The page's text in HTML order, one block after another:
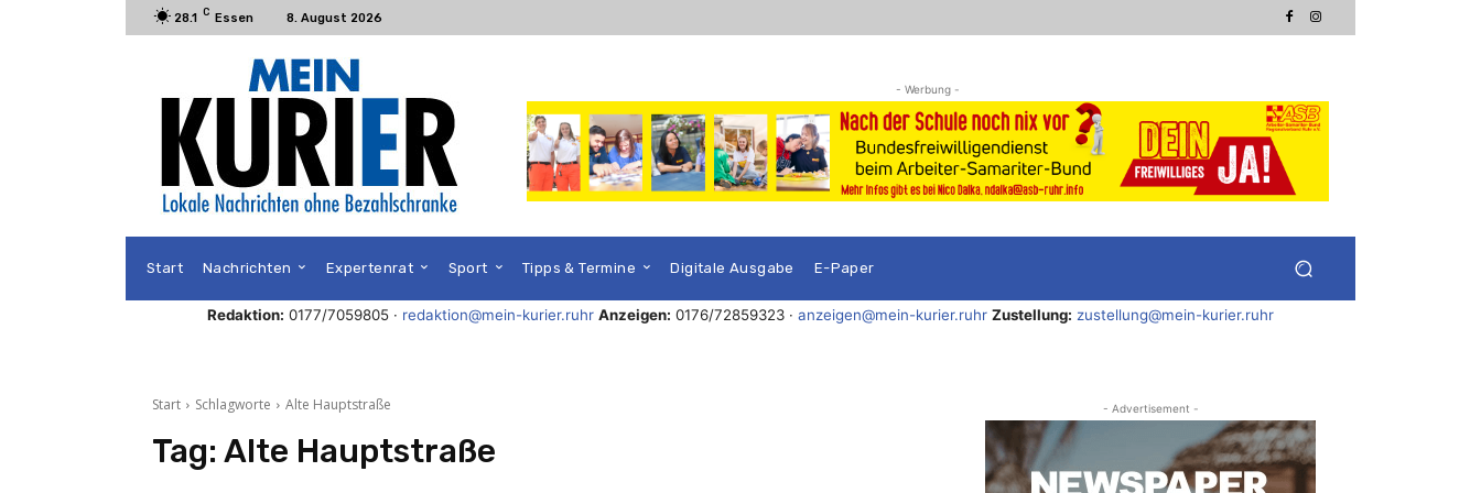
28.1 C Essen 8. August 2026
- Werbung -
Start Nachrichten Expertenrat Sport Tipps & Termine Digitale Ausgabe E-Paper
Redaktion: 0177/7059805 · redaktion@mein-kurier.ruhr Anzeigen: 0176/72859323 · anzeigen@mein-kurier.ruhr Zustellung: zustellung@mein-kurier.ruhr
Start Schlagworte Alte Hauptstraße
Tag: Alte Hauptstraße
- Advertisement -